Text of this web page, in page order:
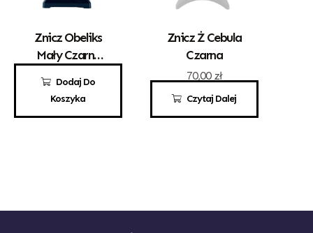
Dodaj Do
Koszyka
Znicz Obeliks
Mały Czarny
72,00 zł
Czytaj Dalej
Znicz Ż Cebula
Czarna
70,00 zł